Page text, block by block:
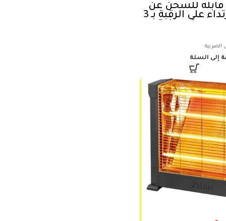
للشحن عن
طريق USB للارتداء على الرقبة بـ 3
إلى السلة